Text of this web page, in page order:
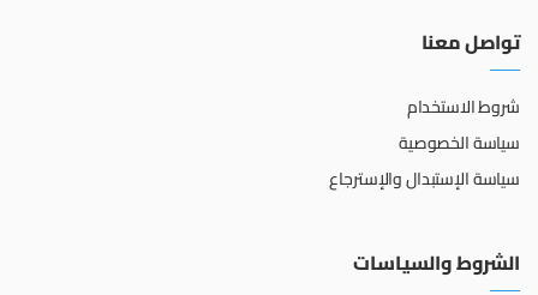
تواصل معنا
شروط الاستخدام
سياسة الخصوصية
سياسة الإستبدال والإسترجاع
الشروط والسياسات